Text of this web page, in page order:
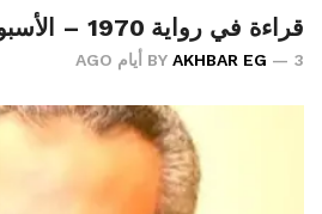
قراءة في رواية 1970 – الأسبوع
BY AKHBAR EG 3 أيام AGO